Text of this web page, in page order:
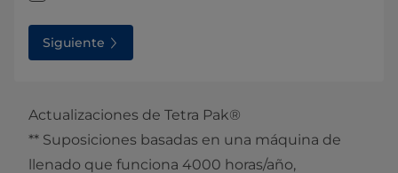
Siguiente
Actualizaciones de Tetra Pak®
** Suposiciones basadas en una máquina de
llenado que funciona 4000 horas/año,